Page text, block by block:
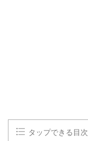
タップできる目次